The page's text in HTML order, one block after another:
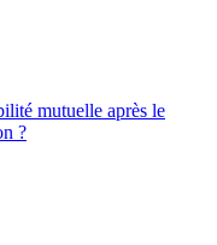
mutuelle après le
?